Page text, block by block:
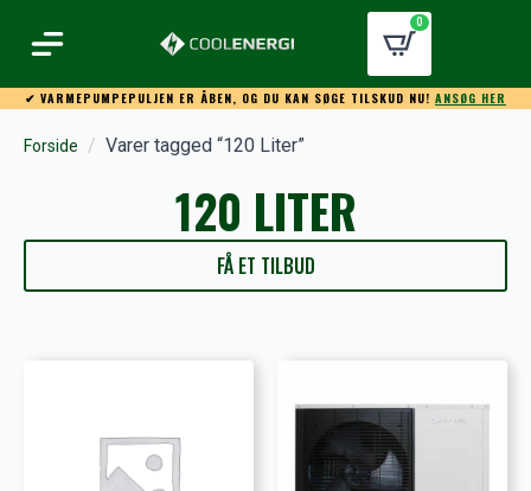
0
✔ VARMEPUMPEPULJEN ER ÅBEN, OG DU KAN SØGE TILSKUD NU! ANSØG HER
Forside Varer tagged “120 Liter”
120 LITER
FÅ ET TILBUD